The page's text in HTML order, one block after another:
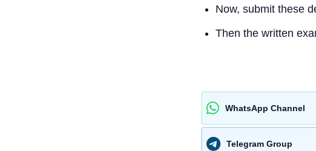
Now, submit these
Then the written
WhatsApp Channel
Telegram Group